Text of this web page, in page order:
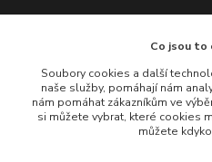
+420 777 461 661
(Po-Pá, 8-16 hod.)
info@balimespolu.cz
Co jsou to
Soubory cookies a další
naše služby, pomáhají nám
nám pomáhat zákazníkům ve
si můžete vybrat, které cookies
můžete